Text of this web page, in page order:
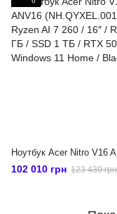
102 010 грн 123 430 грн